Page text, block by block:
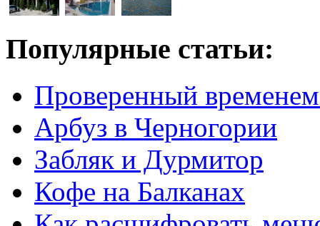
Популярные статьи:
Проверенный временем
Арбуз в Черногории
Забляк и Дурмитор
Кофе на Балканах